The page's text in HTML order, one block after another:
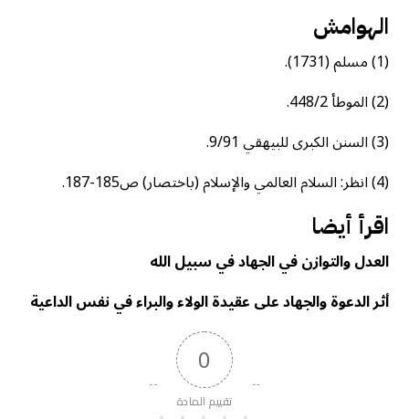
الهوامش
(1) مسلم (1731).
(2) الموطأ 448/2.
(3) السنن الكبرى للبيهقي 9/91.
(4) انظر: السلام العالمي والإسلام (باختصار) ص185-187.
اقرأ أيضا
العدل والتوازن في الجهاد في سبيل الله
أثر الدعوة والجهاد على عقيدة الولاء والبراء في نفس الداعية
0
تقييم المادة